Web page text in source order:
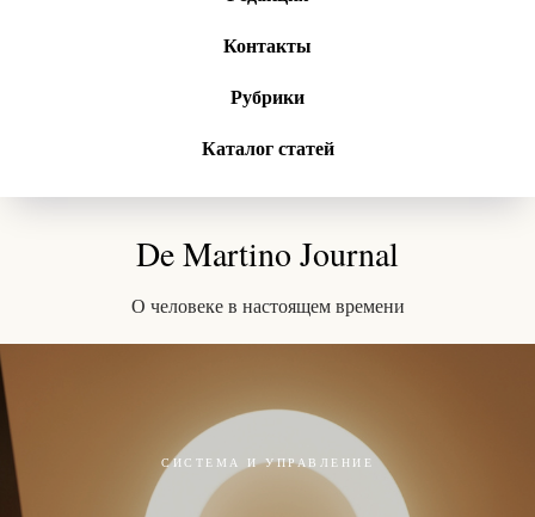
Контакты
Рубрики
Каталог статей
De Martino Journal
О человеке в настоящем времени
СИСТЕМА И УПРАВЛЕНИЕ